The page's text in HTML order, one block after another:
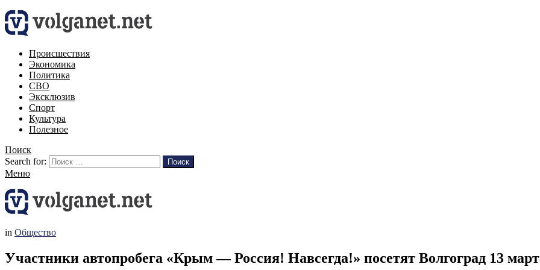
Происшествия
Экономика
Политика
СВО
Эксклюзив
Спорт
Культура
Полезное
Поиск
Search for:
Поиск
Меню
in Общество
Участники автопробега «Крым — Россия! Навсегда!» посетят Волгоград 13